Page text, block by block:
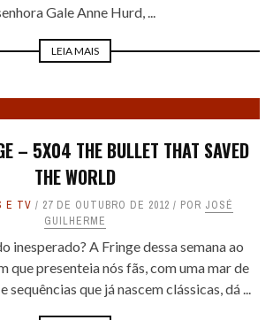
Gale Anne Hurd, ...
LEIA MAIS
– 5X04 THE BULLET THAT SAVED
THE WORLD
E TV 27 DE OUTUBRO DE 2012 POR JOSÉ
GUILHERME
inesperado? A Fringe dessa semana ao
que presenteia nós fãs, com uma mar de
sequências que já nascem clássicas, dá ...